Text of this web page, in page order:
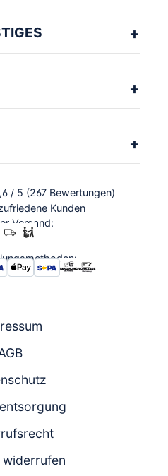
/ 5 (267 Bewertungen)
Kunden
Versand: